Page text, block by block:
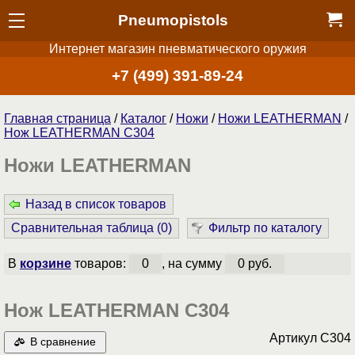
Pneumopistols
Интернет магазин пневматического оружия
+7 (499) 391-89-24
Главная страница / Каталог / Ножи / Ножи LEATHERMAN /
Нож LEATHERMAN C304
Ножи LEATHERMAN
Назад в список товаров
Сравнительная таблица (0) Фильтр по каталогу
В корзинетоваров: 0 , на сумму 0 руб.
Нож LEATHERMAN C304
В сравнение Артикул C304